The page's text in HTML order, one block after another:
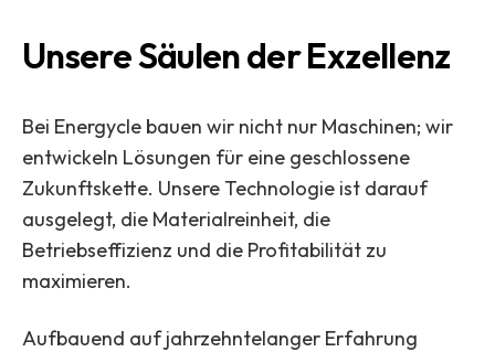
Unsere Säulen der Exzellenz
Bei Energycle bauen wir nicht nur Maschinen; wir
entwickeln Lösungen für eine geschlossene
Zukunftskette. Unsere Technologie ist darauf
ausgelegt, die Materialreinheit, die
Betriebseffizienz und die Profitabilität zu
maximieren.
Aufbauend auf jahrzehntelanger Erfahrung